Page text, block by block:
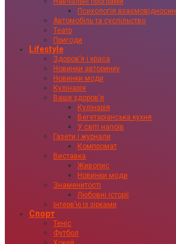
Психологія взаємовідносин
Автомобіль та суспільство
Театр
Пригоди
Lifestyle
Здоровʼя і краса
Новинки авторинку
Новинки моди
Кулінарія
Ваше здоровʼя
Кулінарія
Вегетаріанська кухня
У світі напоїв
Газети і журнали
Компромат
Виставка
Живопис
Новинки моди
Знаменитості
Любовні історії
Інтервʼю із зірками
Спорт
Теніс
Футбол